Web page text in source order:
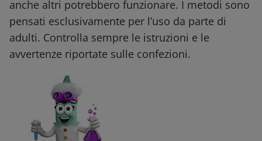
anche altri potrebbero funzionare. I metodi sono
pensati esclusivamente per l’uso da parte di
adulti. Controlla sempre le istruzioni e le
avvertenze riportate sulle confezioni.